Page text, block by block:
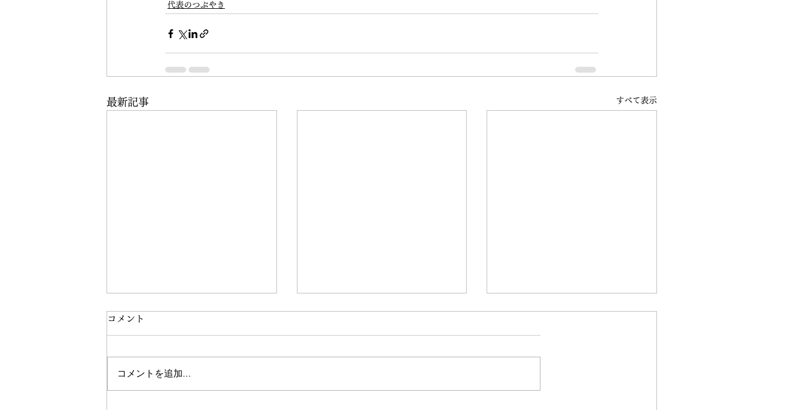
代表のつぶやき
最新記事 すべて表示
コメント
コメントを追加…